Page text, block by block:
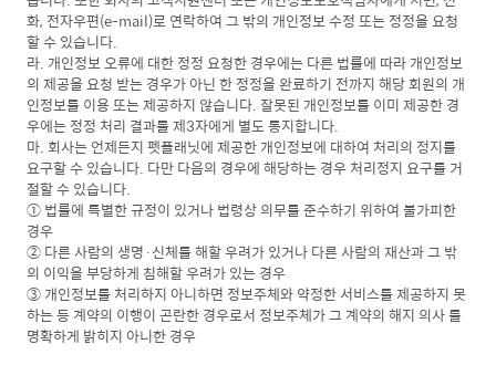
화, 전자우편(e-mail)로 연락하여 그 밖의 개인정보 수정 또는 정정을 요청
할 수 있습니다.
라. 개인정보 오류에 대한 정정 요청한 경우에는 다른 법률에 따라 개인정보
의 제공을 요청 받는 경우가 아닌 한 정정을 완료하기 전까지 해당 회원의 개
인정보를 이용 또는 제공하지 않습니다. 잘못된 개인정보를 이미 제공한 경
우에는 정정 처리 결과를 제3자에게 별도 통지합니다.
마. 회사는 언제든지 펫플래닛에 제공한 개인정보에 대하여 처리의 정지를
요구할 수 있습니다. 다만 다음의 경우에 해당하는 경우 처리정지 요구를 거
절할 수 있습니다.
① 법률에 특별한 규정이 있거나 법령상 의무를 준수하기 위하여 불가피한
경우
② 다른 사람의 생명·신체를 해할 우려가 있거나 다른 사람의 재산과 그 밖
의 이익을 부당하게 침해할 우려가 있는 경우
③ 개인정보를 처리하지 아니하면 정보주체와 약정한 서비스를 제공하지 못
하는 등 계약의 이행이 곤란한 경우로서 정보주체가 그 계약의 해지 의사 를
명확하게 밝히지 아니한 경우